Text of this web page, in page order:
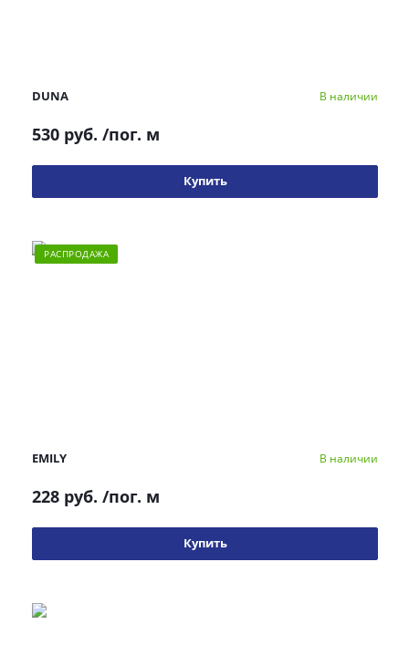
DUNA В наличии
530 руб. /пог. м
Купить
РАСПРОДАЖА
EMILY В наличии
228 руб. /пог. м
Купить